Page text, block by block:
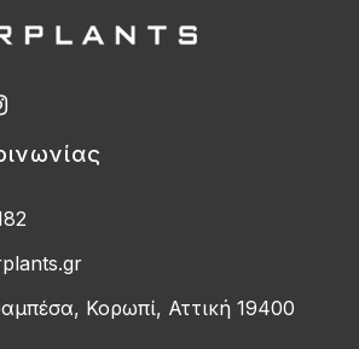
Κορωπί, Αττική 19400